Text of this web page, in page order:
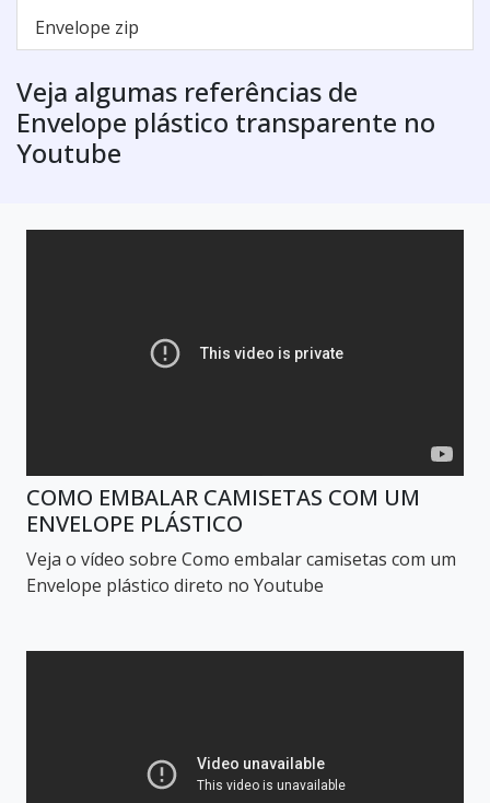
Envelope zip
Veja algumas referências de
Envelope plástico transparente no
Youtube
COMO EMBALAR CAMISETAS COM UM
ENVELOPE PLÁSTICO
Veja o vídeo sobre Como embalar camisetas com um
Envelope plástico direto no Youtube